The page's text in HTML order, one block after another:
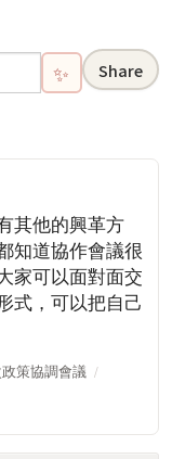
✨ Share
其他的興革方
知道協作會議很
家可以面對面交
式，可以把自己
策協調會議